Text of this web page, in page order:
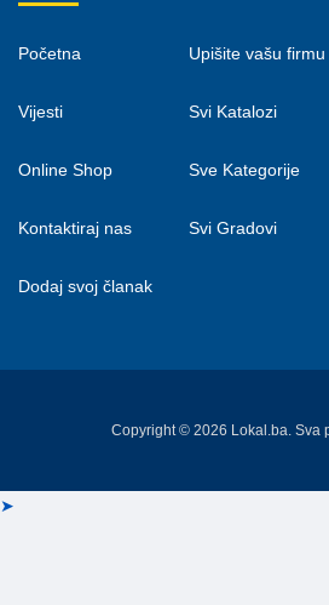
Početna
Vijesti
Online Shop
Kontaktiraj nas
Dodaj svoj članak
Upišite vašu firmu
Svi Katalozi
Sve Kategorije
Svi Gradovi
Copyright © 2026 Lokal.ba. Sva
➤